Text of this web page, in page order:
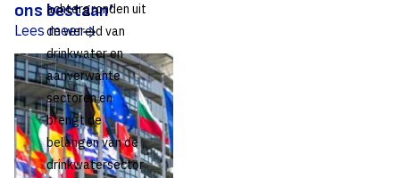
ons bestaan’
Lees meer
achtergronden uit
de wereld van
drinkwater en
aanverwante
sectoren en
brengt de
belangen van de
drinkwatersector